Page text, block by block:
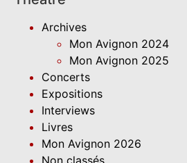
Archives
Mon Avignon 2024
Mon Avignon 2025
Concerts
Expositions
Interviews
Livres
Mon Avignon 2026
Non classés